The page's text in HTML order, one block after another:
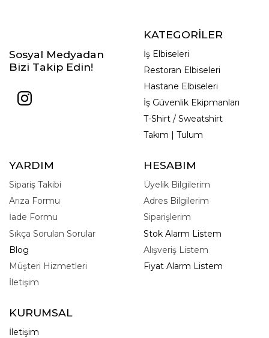
Sosyal Medyadan
Bizi Takip Edin!
KATEGORİLER
İş Elbiseleri
Restoran Elbiseleri
Hastane Elbiseleri
İş Güvenlik Ekipmanları
T-Shirt / Sweatshirt
Takım | Tulum
YARDIM
Sipariş Takibi
Arıza Formu
İade Formu
Sıkça Sorulan Sorular
Blog
Müşteri Hizmetleri
İletişim
HESABIM
Üyelik Bilgilerim
Adres Bilgilerim
Siparişlerim
Stok Alarm Listem
Alışveriş Listem
Fiyat Alarm Listem
KURUMSAL
İletişim